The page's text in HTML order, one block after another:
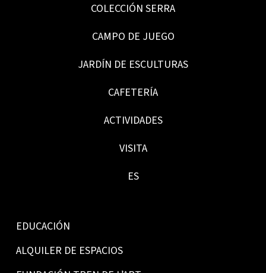
COLECCIÓN SERRA
CAMPO DE JUEGO
JARDÍN DE ESCULTURAS
CAFETERÍA
ACTIVIDADES
VISITA
ES
EDUCACIÓN
ALQUILER DE ESPACIOS